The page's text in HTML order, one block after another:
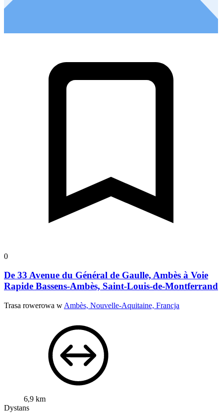
0
De 33 Avenue du Général de Gaulle, Ambès à Voie
Rapide Bassens-Ambès, Saint-Louis-de-Montferrand
Trasa rowerowa w Ambès, Nouvelle-Aquitaine, Francja
6,9 km
Dystans